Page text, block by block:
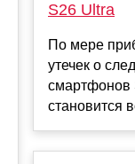
S26 Ultra
По мере
утечек о
смартфонов
становится